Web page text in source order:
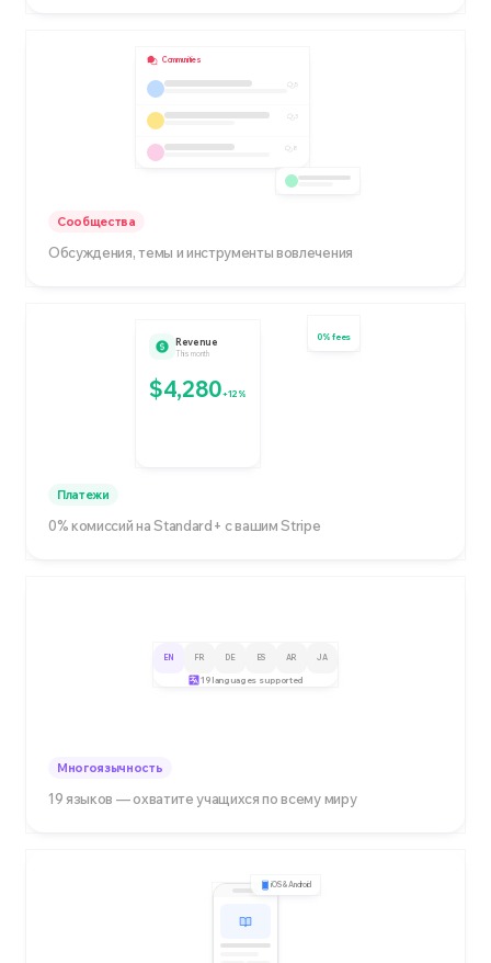
Communities
5
3
8
Сообщества
Обсуждения, темы и инструменты вовлечения
Revenue
This month
$4,280+12%
0% fees
Платежи
0% комиссий на Standard+ с вашим Stripe
EN FR DE ES AR JA
19 languages supported
Многоязычность
19 языков — охватите учащихся по всему миру
iOS & Android